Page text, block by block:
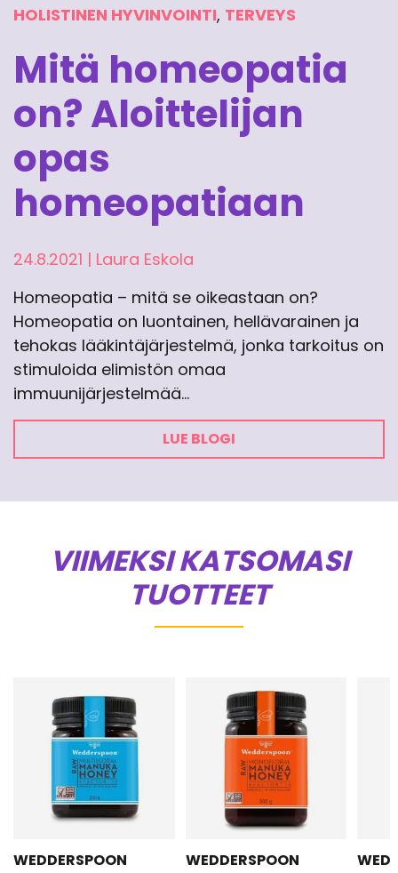
HOLISTINEN HYVINVOINTI, TERVEYS
Mitä homeopatia
on? Aloittelijan
opas
homeopatiaan
24.8.2021 | Laura Eskola
Homeopatia – mitä se oikeastaan on?
Homeopatia on luontainen, hellävarainen ja
tehokas lääkintäjärjestelmä, jonka tarkoitus on
stimuloida elimistön omaa
immuunijärjestelmää…
LUE BLOGI
VIIMEKSI KATSOMASI
TUOTTEET
WEDDERSPOON WEDDERSPOON